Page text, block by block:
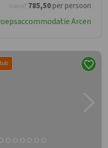
vanaf 785,50per persoon
Arcen